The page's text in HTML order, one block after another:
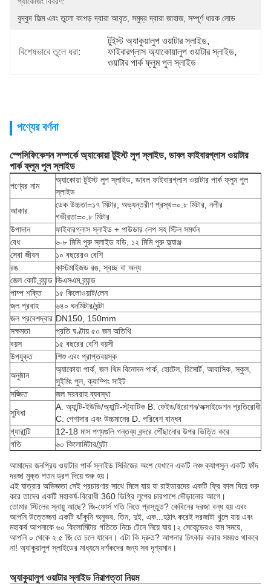
বুদ্বুদ ফিল্ম এবং তুলো কাপড় দ্বারা আবৃত, সমুদ্র দ্বারা জাহাজ, সম্পূর্ণ ধারক লোড
বিশেষভাবে তুলে ধরা:
টুইস্ট অ্যাকুয়ালুপ ওয়াটার স্লাইড,
ফাইবারগ্লাস অ্যাকোয়ালুপ ওয়াটার স্লাইড,
ওয়াটার পার্ক ফ্লুম পুল স্লাইড
পণ্যের বর্ণনা
স্পেসিফিকেশন সম্পর্কে অ্যাকোয়া টুইস্ট লুপ স্লাইড, ডাবল ফাইবারগ্লাস ওয়াটার
পার্ক ফ্লুম পুল স্লাইড
পণ্যের নাম
অ্যাকোয়া টুইস্ট লুপ স্লাইড, ডাবল ফাইবারগ্লাস ওয়াটার পার্ক ফ্লুম পুল
স্লাইড
আকার
ডেক উচ্চতা=১৭ মিটার, অভ্যন্তরীণ প্রস্থ=০.৮ মিটার, নলীর
গভীরতা=০.৮ মিটার
উপাদান
ফাইবারগ্লাস স্লাইড + পাউডার লেপ সহ স্টিল সমর্থন
বেধ
৬-৮ মিমি পুরু স্লাইড বডি, ১২ মিমি পুরু ফ্ল্যাঞ্জ
সেবা জীবন
১০ বছরেরও বেশি
রঙ
কাস্টমাইজড রঙ, স্বচ্ছ বা অন্য
জেল কোট ব্র্যান্ড ডিএসএম ব্র্যান্ড
পাম্প শক্তি
১৫ কিলোওয়াট/লেন
জল প্রবাহ
৬৪০ ঘনমিটার/ঘন্টা
জল প্রবেশদ্বার DN150, 150mm
সক্ষমতা
প্রতি ঘণ্টায় ৫০ জন অতিথি
বয়স
১৫ বছরের বেশি বয়সী
উপযুক্ত
শিশু এবং প্রাপ্তবয়স্ক
অনুষ্ঠান
অ্যাকোয়া পার্ক, জল থিম বিনোদন পার্ক, হোটেল, রিসোর্ট, আবাসিক, স্কুল,
সুইমিং পুল, ক্যাম্পিং সাইট
সজ্জিত
জল সরবরাহ ব্যবস্থা
সুবিধা
A. অ্যান্টি-ইউভি/অ্যান্টি-স্ট্যাটিক B. ফেইড/ইরোশন/অক্সাইডেশন প্রতিরোধী
C. পেশাদার এবং উচ্চমানের D. পরিবেশ বান্ধব
গ্যারান্টি
12-18 মাস পণ্যগুলি গন্তব্য বন্দরে পৌঁছানোর উপর ভিত্তি করে
গতি
৬০ কিলোমিটার/ঘন্টা
আমাদের জনপ্রিয় ওয়াটার পার্ক স্লাইড সিরিজের অংশ যেখানে একটি লঞ্চ ক্যাপসুল একটি ফাঁদ
দরজা মুক্ত পতন ড্রপ দিয়ে শুরু হয়।
এই যাত্রার অভিজ্ঞতা সেই প্রচারণার সাথে মিলে যায় যা রাইডারদের একটি ফ্রি ফাল দিয়ে শুরু
করে তাদের একটি মহাকর্ষ-বিরোধী 360 ডিগ্রি লুপের চারপাশে দৌড়ানোর আগে।
তোমার স্টিলের স্নায়ু আছে? জি-ফোর্স গতি নিতে প্রস্তুত? কেবিনের দরজা বন্ধ হয় এবং
আপনি উত্তেজনা একটি ঝাঁকুনি অনুভব. তিন, দুই, এক...হঠাৎ করেই দরজাটা খুলে যায় এবং
মহাকর্ষ আপনাকে ৬০ কিলোমিটার গতিতে নিচে টেনে নিয়ে যায়।২ সেকেন্ডেরও কম সময়ে,
আপনি ০ থেকে ২.৫ জি তে চলে যাবেন। এটা কি দ্রুত? আপনার চিৎকার করার সময়ও থাকবে
না! অ্যাকুয়ালুপ স্লাইডের মাধ্যমে দর্শকদের জন্য সব দৃশ্যমান।
অ্যাকুয়ালুপ ওয়াটার স্লাইড নিরাপত্তা নিয়ম